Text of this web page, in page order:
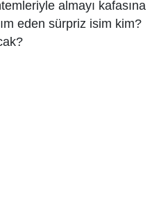
almayı kafasına
eden sürpriz isim kim?